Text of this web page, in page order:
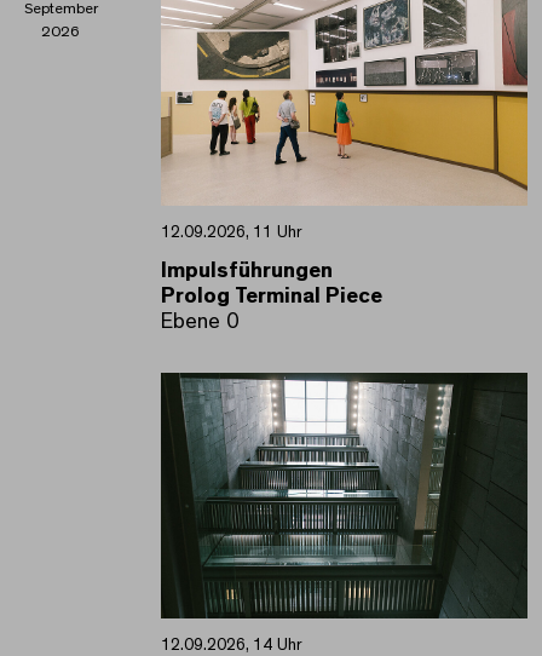
September
2026
12.09.2026, 11 Uhr
Impulsführungen
Prolog Terminal Piece
Ebene 0
12.09.2026, 14 Uhr